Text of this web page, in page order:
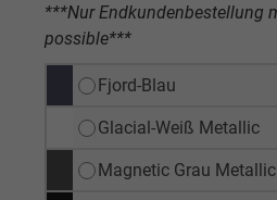
***Nur Endkundenbestellung
possible***
Fjord-Blau
Glacial-Weiß Metallic
Magnetic Grau Metallic